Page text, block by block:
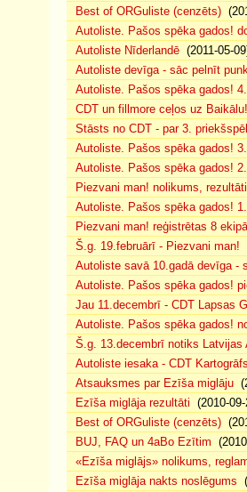
Best of ORGuliste (cenzēts)
Autoliste. Pašos spēka gados!
Autoliste Nīderlandē (2011-05-
Autoliste devīga - sāc pelnīt
Autoliste. Pašos spēka gados!
CDT un fillmore ceļos uz Baikālu!
Stāsts no CDT - par 3.
Autoliste. Pašos spēka gados!
Autoliste. Pašos spēka gados!
Piezvani man! nolikums,
Autoliste. Pašos spēka gados!
Piezvani man! reģistrētas 8
Š.g. 19.februārī - Piezvani man!
Autoliste savā 10.gadā devīga -
Autoliste. Pašos spēka gados!
Jau 11.decembrī - CDT Lapsas
Autoliste. Pašos spēka gados!
Š.g. 13.decembrī notiks Latvijas
Autoliste iesaka - CDT
Atsauksmes par Ezīša miglāju
Ezīša miglāja rezultāti (2010-
Best of ORGuliste (cenzēts)
BUJ, FAQ un 4aBo Ezītim
«Ezīša miglājs» nolikums,
Ezīša miglāja nakts noslēgums